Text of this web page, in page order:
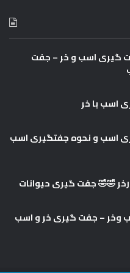
گیری اسب و خر – جفت
اسب با خر
اسب و نحوه جفتگیری اسب
🤣🤣 جفت گیری حیوانات
وخر – جفت گیری خر و اسب